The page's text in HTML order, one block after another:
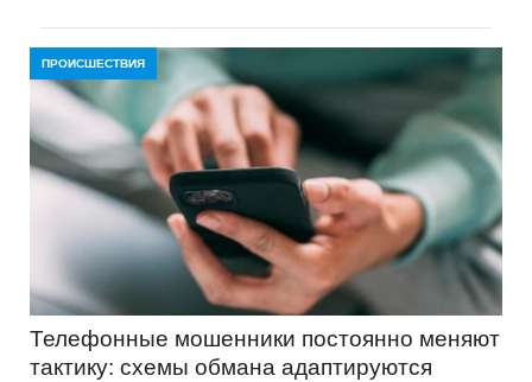
ПРОИСШЕСТВИЯ
Телефонные мошенники постоянно меняют
тактику: схемы обмана адаптируются